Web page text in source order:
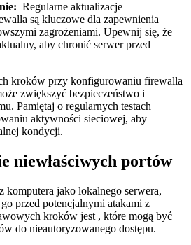
​ Regularne aktualizacje
⁤są kluczowe dla zapewnienia
zagrożeniami. Upewnij ‌się, że
aby chronić⁤ serwer przed
kroków przy konfigurowaniu firewalla
zwiększyć bezpieczeństwo ‌i
Pamiętaj‌ o ‌regularnych testach
aktywności sieciowej,⁣ aby
kondycji.
niewłaściwych portów
komputera jako lokalnego ⁣serwera,
przed potencjalnymi atakami z
kroków jest , które mogą być
do nieautoryzowanego dostępu.